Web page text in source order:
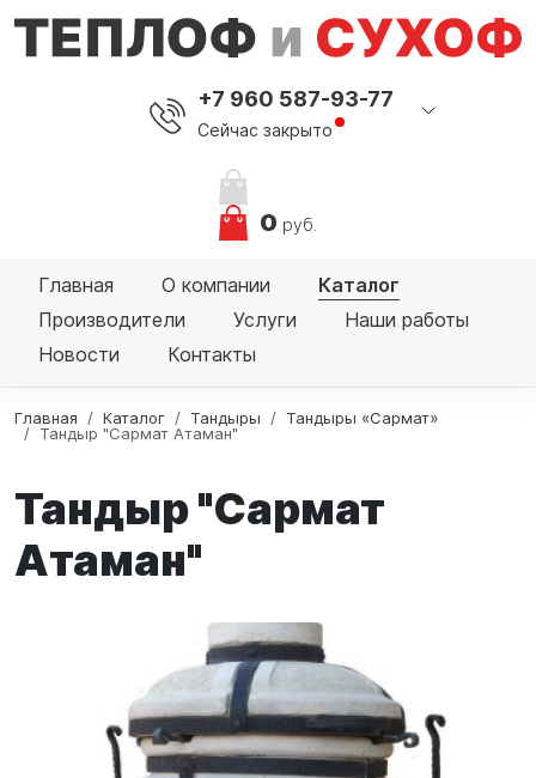
+7 960 587-93-77
Сейчас закрыто
0 руб.
Главная О компании
Каталог
Производители
Услуги
Наши работы
Новости
Контакты
Главная Каталог Тандыры
Тандыры «Сармат»
Тандыр "Сармат Атаман"
Тандыр "Сармат
Атаман"